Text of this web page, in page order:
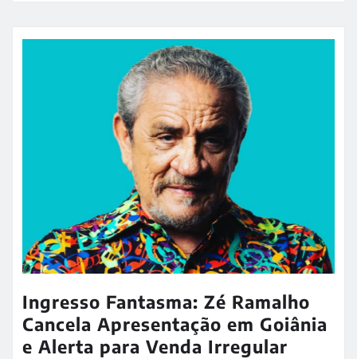
Ingresso Fantasma: Zé Ramalho
Cancela Apresentação em Goiânia
e Alerta para Venda Irregular